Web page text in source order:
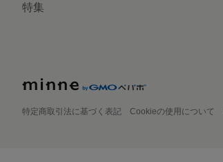
特集
特定商取引法に基づく表記 Cookieの使用について